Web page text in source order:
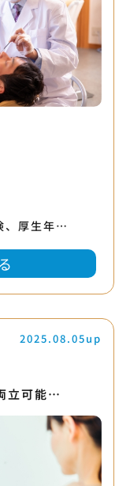
、厚生年…
2025.08.05up
立可能…